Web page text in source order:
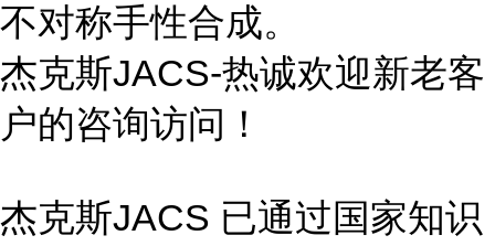
不对称手性合成。
杰克斯JACS-热诚欢迎新老客
户的咨询访问！
杰克斯JACS 已通过国家知识